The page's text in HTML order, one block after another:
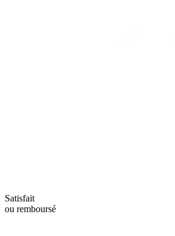
Satisfait
ou remboursé